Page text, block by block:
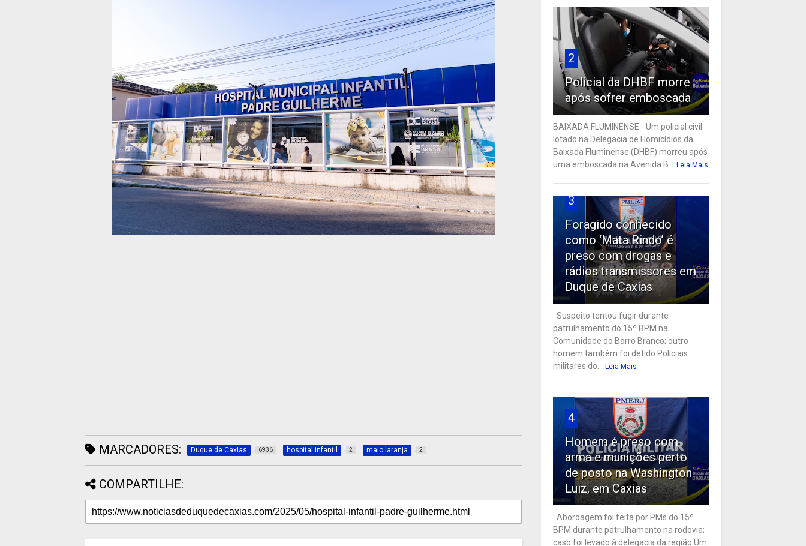
MARCADORES: Duque de Caxias 6936 hospital infantil 2 maio laranja 2
COMPARTILHE:
2
Policial da DHBF morre
após sofrer emboscada
BAIXADA FLUMINENSE - Um policial civil
lotado na Delegacia de Homicídios da
Baixada Fluminense (DHBF) morreu após
uma emboscada na Avenida B...
Leia Mais
3
Foragido conhecido
como ‘Mata Rindo’ é
preso com drogas e
rádios transmissores em
Duque de Caxias
Suspeito tentou fugir durante
patrulhamento do 15º BPM na
Comunidade do Barro Branco; outro
homem também foi detido Policiais
militares do...
Leia Mais
4
Homem é preso com
arma e munições perto
de posto na Washington
Luiz, em Caxias
Abordagem foi feita por PMs do 15º
BPM durante patrulhamento na rodovia;
caso foi levado à delegacia da região Um